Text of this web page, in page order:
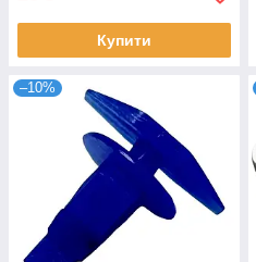
Купити
–10%